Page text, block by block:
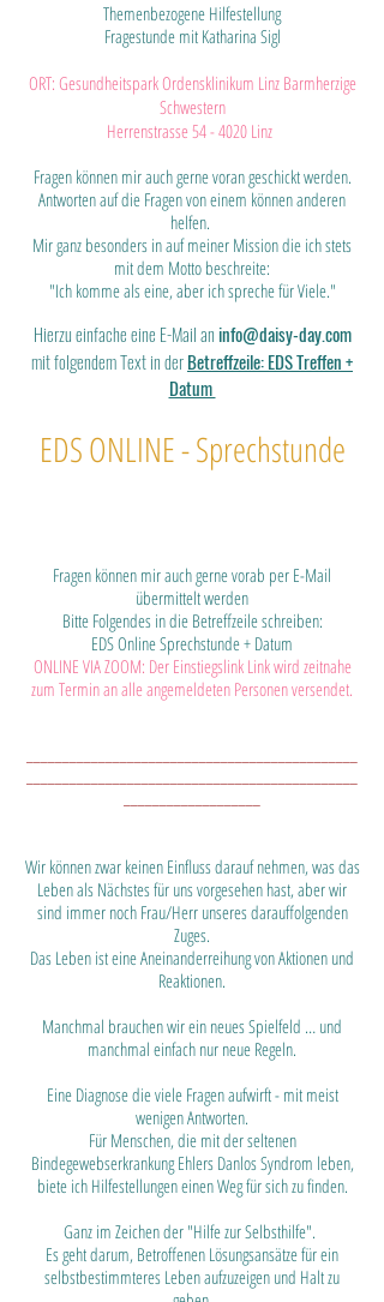
Themenbezogene Hilfestellung​​​
Fragestunde mit Katharina Sigl
ORT: Gesundheitspark Ordensklinikum Linz Barmherzige
Schwestern
Herrenstrasse 54 - 4020 Linz
Fragen können mir auch gerne voran geschickt werden.
Antworten auf die Fragen von einem können anderen
helfen.
Mir ganz besonders in auf meiner Mission die ich stets
mit dem Motto beschreite:
"Ich komme als eine, aber ich spreche für Viele."
Hierzu einfache eine E-Mail an info@daisy-day.com
mit folgendem Text in derBetreffzeile: EDS Treffen +
Datum
EDS ONLINE - Sprechstunde
Fragen können mir auch gerne vorab per E-Mail
übermittelt werden
Bitte Folgendes in die Betreffzeile schreiben:
EDS Online Sprechstunde + Datum
ONLINE VIA ZOOM: Der Einstiegslink Link wird zeitnahe
zum Termin an alle angemeldeten Personen versendet.
Wir können zwar keinen Einfluss darauf nehmen, was das
Leben als Nächstes für uns vorgesehen hast, aber wir
sind immer noch Frau/Herr unseres darauffolgenden
Zuges.
Das Leben ist eine Aneinanderreihung von Aktionen und
Reaktionen.
Manchmal brauchen wir ein neues Spielfeld … und
manchmal einfach nur neue Regeln.
Eine Diagnose die viele Fragen aufwirft - mit meist
wenigen Antworten.
Für Menschen, die mit der seltenen
Bindegewebserkrankung Ehlers Danlos Syndrom leben,
biete ich Hilfestellungen einen Weg für sich zu finden.
Ganz im Zeichen der "Hilfe zur Selbsthilfe".
Es geht darum, Betroffenen Lösungsansätze für ein
selbstbestimmteres Leben aufzuzeigen und Halt zu